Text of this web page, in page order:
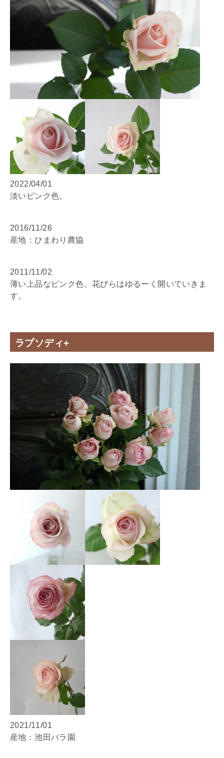
2022/04/01
淡いピンク色。
2016/11/26
産地：ひまわり農協
2011/11/02
薄い上品なピンク色。花びらはゆるーく開いていきま
す。
ラプソディ+
2021/11/01
産地：池田バラ園